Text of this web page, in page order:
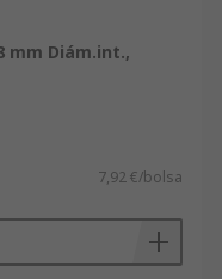
mm Diám.int.,
7,92 €/bolsa